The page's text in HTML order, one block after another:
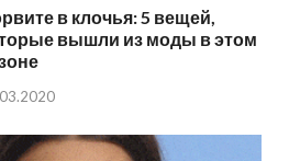
в клочья: 5 вещей,
вышли из моды в этом